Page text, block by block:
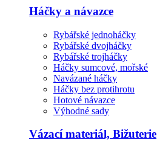
Háčky a návazce
Rybářské jednoháčky
Rybářské dvojháčky
Rybářské trojháčky
Háčky sumcové, mořské
Navázané háčky
Háčky bez protihrotu
Hotové návazce
Výhodné sady
Vázací materiál, Bižuterie